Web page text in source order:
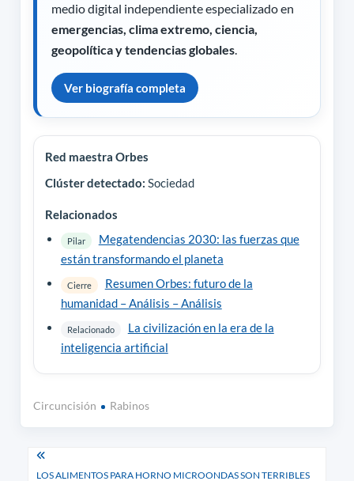
medio digital independiente especializado en
emergencias, clima extremo, ciencia,
geopolítica y tendencias globales.
Ver biografía completa
Red maestra Orbes
Clúster detectado: Sociedad
Relacionados
Pilar
Megatendencias 2030: las fuerzas que
están transformando el planeta
Cierre
Resumen Orbes: futuro de la
humanidad – Análisis – Análisis
Relacionado
La civilización en la era de la
inteligencia artificial
Circuncisión Rabinos
Navegación
LOS ALIMENTOS PARA HORNO MICROONDAS SON TERRIBLES